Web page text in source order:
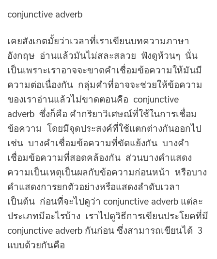
conjunctive adverb
เคยสังเกตมั้ยว่าเวลาที่เราเขียนบทความภาษา
อังกฤษ อ่านแล้วมันไม่สละสลวย ฟังดูห้วนๆ นั่น
เป็นเพราะเราอาจจะขาดคำเชื่อมข้อความให้มันมี
ความต่อเนื่องกัน กลุ่มคำที่อาจจะช่วยให้ข้อความ
ของเราอ่านแล้วไม่ขาดตอนคือ conjunctive
adverb ซึ่งก็คือ คำกริยาวิเศษณ์ที่ใช้ในการเชื่อม
ข้อความ โดยมีจุดประสงค์ที่ใช้แตกต่างกันออกไป
เช่น บางคำเชื่อมข้อความที่ขัดแย้งกัน บางคำ
เชื่อมข้อความที่สอดคล้องกัน ส่วนบางคำแสดง
ความเป็นเหตุเป็นผลกับข้อความก่อนหน้า หรือบาง
คำแสดงการยกตัวอย่างหรือแสดงลำดับเวลา
เป็นต้น ก่อนที่จะไปดูว่า conjunctive adverb แต่ละ
ประเภทมีอะไรบ้าง เราไปดูวิธีการเขียนประโยคที่มี
conjunctive adverb กันก่อน ซึ่งสามารถเขียนได้ 3
แบบด้วยกันคือ